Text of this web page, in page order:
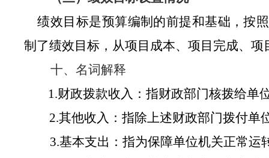
绩效目标是预算编制的前提和基础，按照
制了绩效目标，从项目成本、项目完成、
十、名词解释
1.财政拨款收入：指财政部门核拨给单
2.其他收入：指除上述财政部门拨付单
3.基本支出：指为保障单位机关正常